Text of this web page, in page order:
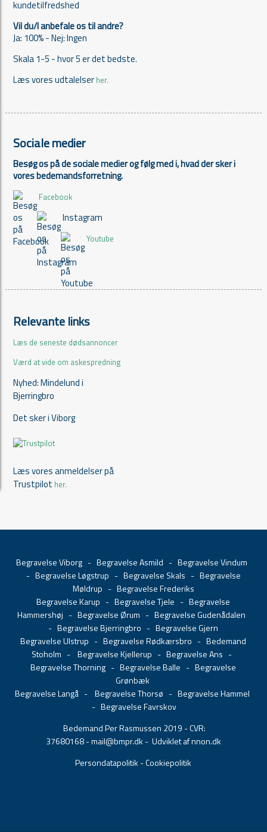
Vil du/I anbefale os til andre?
Ja: 100% - Nej: Ingen
Skala 1-5 - hvor 5 er det bedste.
Læs vores udtalelserher.
Sociale medier
Besøg os på de sociale medier og følg med i, hvad der sker i
vores bedemandsforretning.
Facebook
Instagram
Youtube
Relevante links
Læs de seneste dødsannoncer
Værd at vide om askespredning
Nyhed: Mindelund i
Bjerringbro
Det sker i Viborg
Læs vores anmeldelser på
Trustpilot her.
Begravelse Viborg- Begravelse Asmild - Begravelse Vindum
- Begravelse Løgstrup - Begravelse Skals - Begravelse
Møldrup - Begravelse Frederiks
Begravelse Karup -Begravelse Tjele -Begravelse
Hammershøj -Begravelse Ørum -Begravelse Gudenådalen
-Begravelse Bjerringbro -Begravelse Gjern
Begravelse Ulstrup -Begravelse Rødkærsbro -Bedemand
Stoholm - Begravelse Kjellerup - Begravelse Ans -
Begravelse Thorning -Begravelse Balle -Begravelse
Grønbæk
Begravelse Langå -Begravelse Thorsø -Begravelse Hammel
-Begravelse Favrskov
Bedemand Per Rasmussen 2019 - CVR:
37680168 -mail@bmpr.dk - Udviklet af nnon.dk
Persondatapolitik -Cookiepolitik